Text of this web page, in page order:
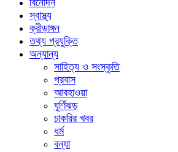
বিনোদন
স্বাস্থ্য
ক্রীড়াঙ্গন
তথ্য প্রযুক্তি
অন্যান্য
সাহিত্য ও সংস্কৃতি
প্রবাস
আবহাওয়া
ঘূর্ণিঝড়
চাকরির খবর
ধর্ম
বন্যা